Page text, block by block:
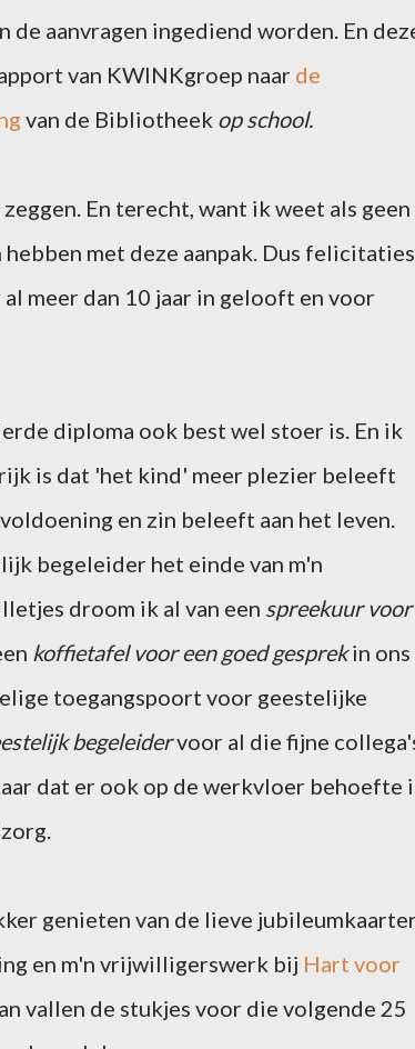
de aanvragen ingediend worden. En
van KWINKgroep naar de
van de Bibliotheek op school.
En terecht, want ik weet als geen
met deze aanpak. Dus felicitaties
meer dan 10 jaar in gelooft en voor
diploma ook best wel stoer is. En ik
is dat 'het kind' meer plezier beleeft
en zin beleeft aan het leven.
begeleider het einde van m'n
droom ik al van een spreekuur voor
koffietafel voor een goed gesprekin ons
toegangspoort voor geestelijke
begeleidervoor al die fijne
dat er ook op de werkvloer behoefte
genieten van de lieve
en m'n vrijwilligerswerk bij Hart voor
vallen de stukjes voor die volgende 25